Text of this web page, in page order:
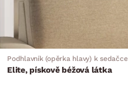
Podhlavník (opěrka hlavy) k sedačce
Elite, pískově béžová látka